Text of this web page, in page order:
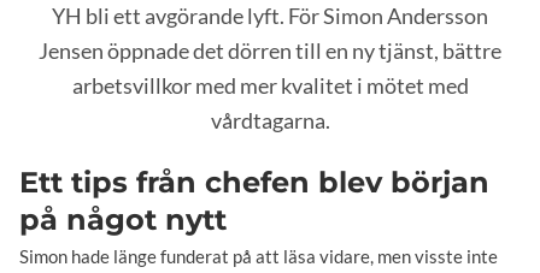
YH bli ett avgörande lyft. För Simon Andersson
Jensen öppnade det dörren till en ny tjänst, bättre
arbetsvillkor med mer kvalitet i mötet med
vårdtagarna.
Ett tips från chefen blev början
på något nytt
Simon hade länge funderat på att läsa vidare, men visste inte